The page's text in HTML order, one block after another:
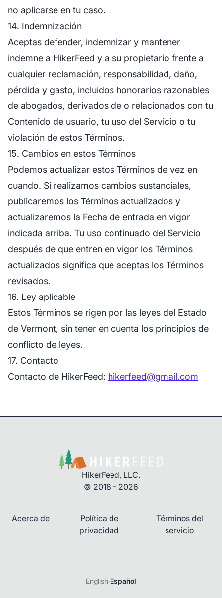
no aplicarse en tu caso.
14. Indemnización
Aceptas defender, indemnizar y mantener
indemne a HikerFeed y a su propietario frente a
cualquier reclamación, responsabilidad, daño,
pérdida y gasto, incluidos honorarios razonables
de abogados, derivados de o relacionados con tu
Contenido de usuario, tu uso del Servicio o tu
violación de estos Términos.
15. Cambios en estos Términos
Podemos actualizar estos Términos de vez en
cuando. Si realizamos cambios sustanciales,
publicaremos los Términos actualizados y
actualizaremos la Fecha de entrada en vigor
indicada arriba. Tu uso continuado del Servicio
después de que entren en vigor los Términos
actualizados significa que aceptas los Términos
revisados.
16. Ley aplicable
Estos Términos se rigen por las leyes del Estado
de Vermont, sin tener en cuenta los principios de
conflicto de leyes.
17. Contacto
Contacto de HikerFeed: hikerfeed@gmail.com
HikerFeed, LLC.
© 2018 - 2026
Acerca de
Política de
privacidad
Términos del
servicio
English·Español